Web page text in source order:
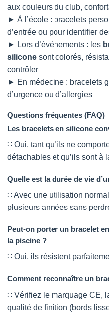
aux couleurs du club,
► À l’école : bracelets
d’entrée ou pour identifier
► Lors d’événements : les
silicone sont colorés,
contrôler
► En médecine : bracelets
d’urgence ou d’allergies
Questions fréquentes (FAQ)
Les bracelets en silicone
∷ Oui, tant qu’ils ne
détachables et qu’ils sont à
Quelle est la durée de vie
∷ Avec une utilisation
plusieurs années sans
Peut-on porter un bracelet
la piscine ?
∷ Oui, ils résistent
Comment reconnaître un
∷ Vérifiez le marquage CE,
qualité de finition (bords